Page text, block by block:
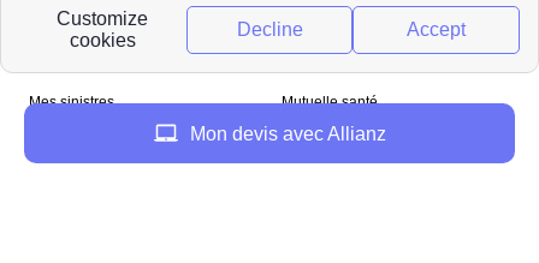
Qui sommes-nous ? Mentions légales
Mes sinistres
Assurance habitation
Mutuelle santé
Mon devis avec Allianz